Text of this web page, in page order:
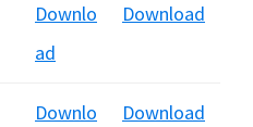
Downlo
ad
Download
Downlo
Download